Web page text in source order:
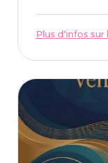
Plus d'infos